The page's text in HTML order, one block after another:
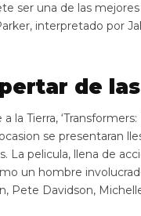
ser una de las
interpretado por
de
Tierra,
se presentaran
pelicula, llena de
un hombre
Pete Davidson,